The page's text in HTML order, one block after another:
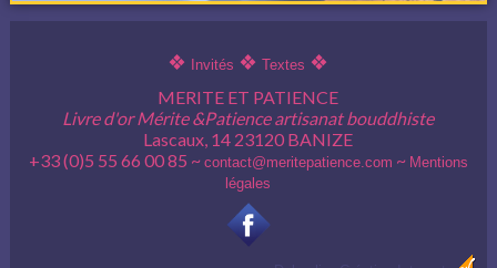
❖ Invités ❖Textes ❖
MERITE ET PATIENCE
Livre d'or Mérite &Patience artisanat bouddhiste
Lascaux, 14 23120 BANIZE
+33 (0)5 55 66 00 85 ~ contact@meritepatience.com ~ Mentions
légales